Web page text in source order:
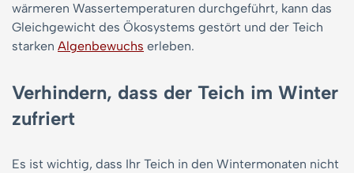
wärmeren Wassertemperaturen durchgeführt, kann das
Gleichgewicht des Ökosystems gestört und der Teich
starken Algenbewuchs erleben.
Verhindern, dass der Teich im Winter
zufriert
Es ist wichtig, dass Ihr Teich in den Wintermonaten nicht